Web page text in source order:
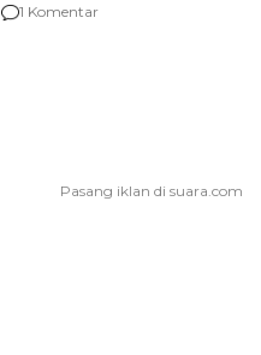
agar Dana Tidak Hangus!
1 Komentar